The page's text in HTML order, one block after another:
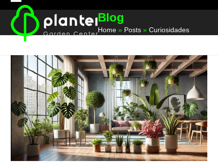
content
Open
mobile
menu
Close
mobile
menu
Blog
Home » Posts »Curiosidades